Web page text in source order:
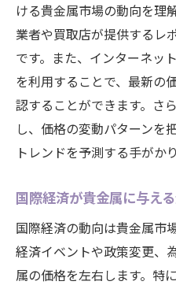
ける貴金属市場の動向を理
業者や買取店が提供するレ
です。また、インターネッ
を利用することで、最新の
認することができます。さ
し、価格の変動パターンを
トレンドを予測する手がか
国際経済が貴金属に与え
国際経済の動向は貴金属市
経済イベントや政策変更、
属の価格を左右します。特